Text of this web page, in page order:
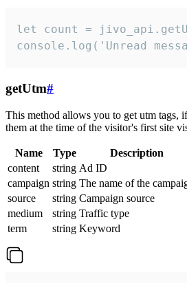
let count =
console.log('Unread
getUtm#
This method allows you to get utm tags,
them at the time of the visitor's first site
Name Type
Description
content
string Ad ID
campaign string The name of the
source
string Campaign source
medium
string Traffic type
term
string Keyword